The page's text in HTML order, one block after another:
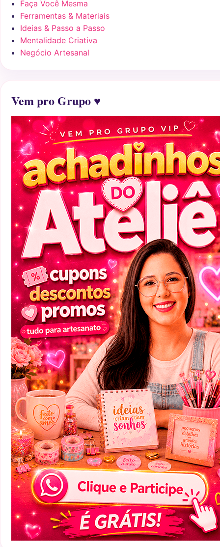
Faça Você Mesma
Ferramentas & Materiais
Ideias & Passo a Passo
Mentalidade Criativa
Negócio Artesanal
Vem pro Grupo ♥